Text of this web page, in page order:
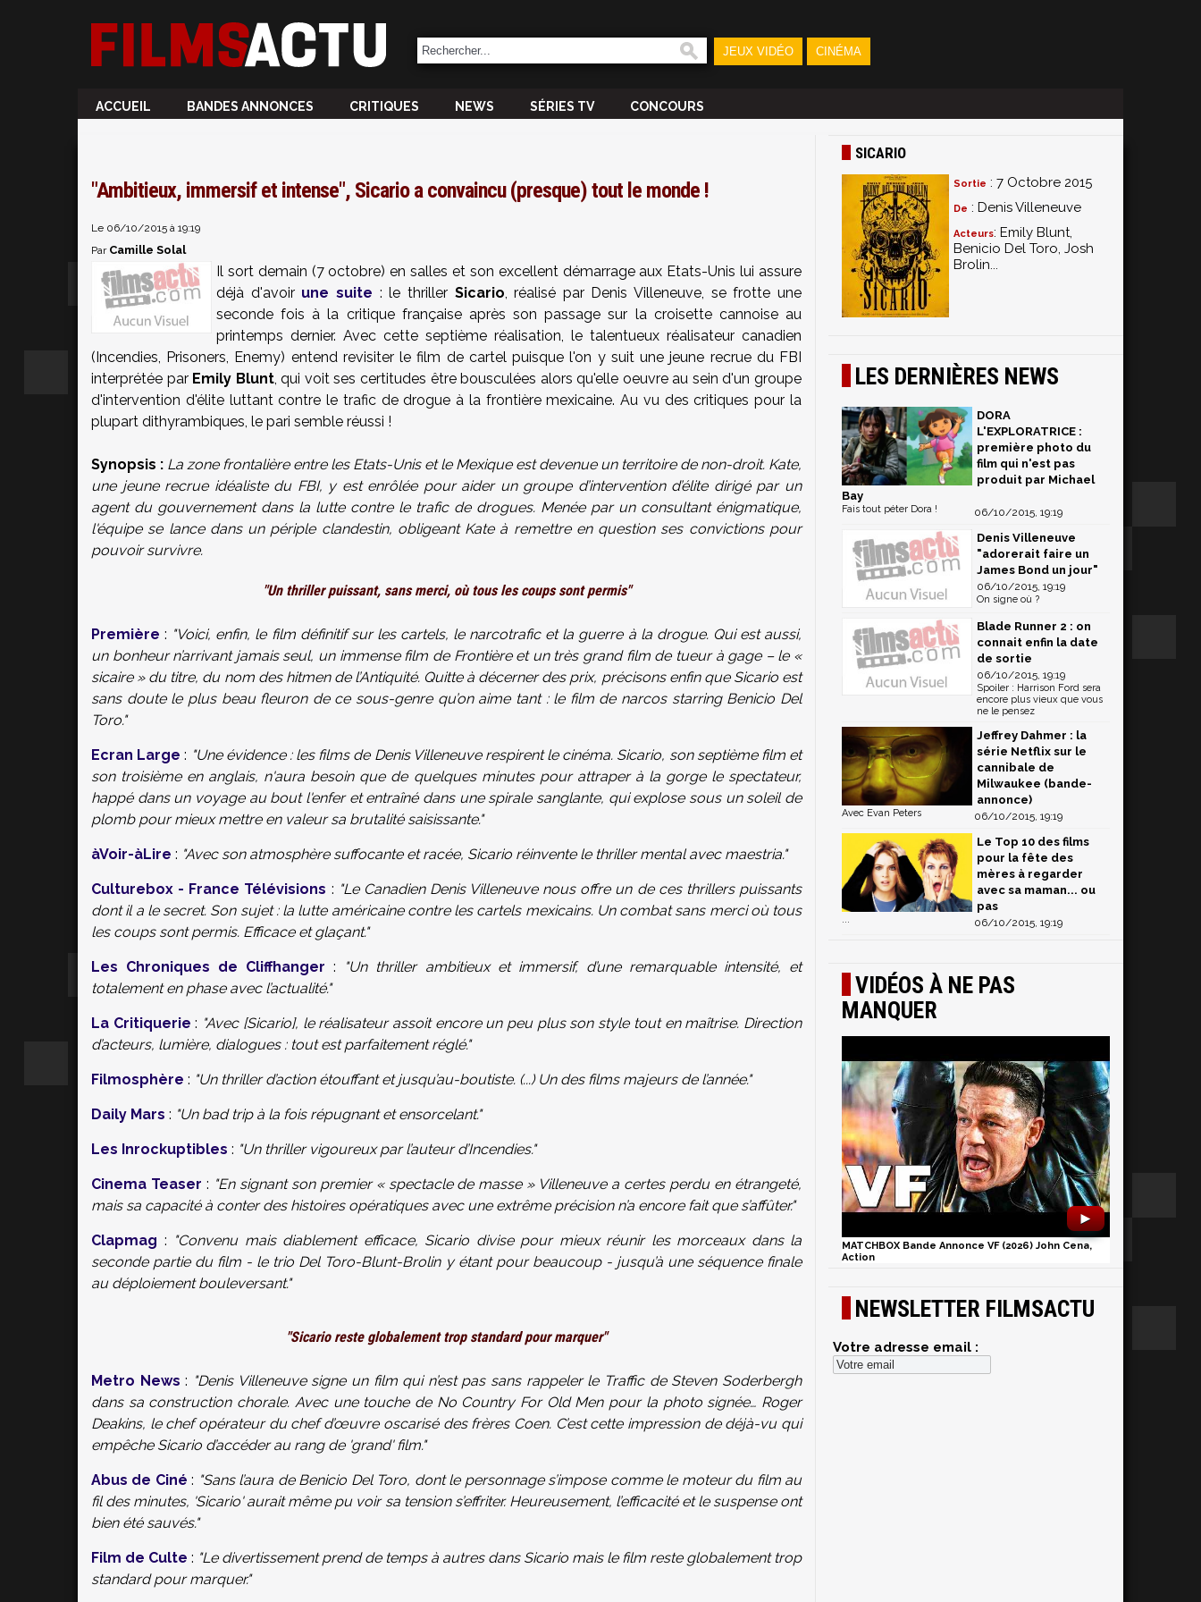
JEUX VIDÉO CINÉMA
ACCUEIL BANDES ANNONCES CRITIQUES NEWS SÉRIES TV CONCOURS
"Ambitieux, immersif et intense", Sicario a convaincu (presque) tout le monde !
Le 06/10/2015 à 19:19
Par Camille Solal
Il sort demain (7 octobre) en salles et son excellent démarrage aux Etats-Unis lui assure
déjà d'avoir une suite : le thriller Sicario, réalisé par Denis Villeneuve, se frotte une
seconde fois à la critique française après son passage sur la croisette cannoise au
printemps dernier. Avec cette septième réalisation, le talentueux réalisateur canadien
(Incendies, Prisoners, Enemy) entend revisiter le film de cartel puisque l'on y suit une jeune recrue du FBI
interprétée par Emily Blunt, qui voit ses certitudes être bousculées alors qu'elle oeuvre au sein d'un groupe
d'intervention d'élite luttant contre le trafic de drogue à la frontière mexicaine. Au vu des critiques pour la
plupart dithyrambiques, le pari semble réussi !
Synopsis : La zone frontalière entre les Etats-Unis et le Mexique est devenue un territoire de non-droit. Kate,
une jeune recrue idéaliste du FBI, y est enrôlée pour aider un groupe d’intervention d’élite dirigé par un
agent du gouvernement dans la lutte contre le trafic de drogues. Menée par un consultant énigmatique,
l'équipe se lance dans un périple clandestin, obligeant Kate à remettre en question ses convictions pour
pouvoir survivre.
"Un thriller puissant, sans merci, où tous les coups sont permis"
Première : "Voici, enfin, le film définitif sur les cartels, le narcotrafic et la guerre à la drogue. Qui est aussi,
un bonheur n’arrivant jamais seul, un immense film de Frontière et un très grand film de tueur à gage – le «
sicaire » du titre, du nom des hitmen de l’Antiquité. Quitte à décerner des prix, précisons enfin que Sicario est
sans doute le plus beau fleuron de ce sous-genre qu’on aime tant : le film de narcos starring Benicio Del
Toro."
Ecran Large : "Une évidence : les films de Denis Villeneuve respirent le cinéma. Sicario, son septième film et
son troisième en anglais, n'aura besoin que de quelques minutes pour attraper à la gorge le spectateur,
happé dans un voyage au bout l'enfer et entraîné dans une spirale sanglante, qui explose sous un soleil de
plomb pour mieux mettre en valeur sa brutalité saisissante."
àVoir-àLire : "Avec son atmosphère suffocante et racée, Sicario réinvente le thriller mental avec maestria."
Culturebox - France Télévisions : "Le Canadien Denis Villeneuve nous offre un de ces thrillers puissants
dont il a le secret. Son sujet : la lutte américaine contre les cartels mexicains. Un combat sans merci où tous
les coups sont permis. Efficace et glaçant."
Les Chroniques de Cliffhanger :
"Un thriller ambitieux et immersif, d’une remarquable intensité, et
totalement en phase avec l’actualité."
La Critiquerie : "Avec [Sicario], le réalisateur assoit encore un peu plus son style tout en maîtrise. Direction
d’acteurs, lumière, dialogues : tout est parfaitement réglé."
Filmosphère : "Un thriller d’action étouffant et jusqu’au-boutiste. (...) Un des films majeurs de l’année."
Daily Mars : "Un bad trip à la fois répugnant et ensorcelant."
Les Inrockuptibles : "Un thriller vigoureux par l’auteur d’Incendies."
Cinema Teaser : "En signant son premier « spectacle de masse » Villeneuve a certes perdu en étrangeté,
mais sa capacité à conter des histoires opératiques avec une extrême précision n’a encore fait que s’affûter."
Clapmag : "Convenu mais diablement efficace, Sicario divise pour mieux réunir les morceaux dans la
seconde partie du film - le trio Del Toro-Blunt-Brolin y étant pour beaucoup - jusqu’à une séquence finale
au déploiement bouleversant."
"Sicario reste globalement trop standard pour marquer"
Metro News : "Denis Villeneuve signe un film qui n’est pas sans rappeler le Traffic de Steven Soderbergh
dans sa construction chorale. Avec une touche de No Country For Old Men pour la photo signée… Roger
Deakins, le chef opérateur du chef d’œuvre oscarisé des frères Coen. C’est cette impression de déjà-vu qui
empêche Sicario d’accéder au rang de 'grand' film."
Abus de Ciné : "Sans l’aura de Benicio Del Toro, dont le personnage s’impose comme le moteur du film au
fil des minutes, 'Sicario' aurait même pu voir sa tension s’effriter. Heureusement, l’efficacité et le suspense ont
bien été sauvés."
Film de Culte : "Le divertissement prend de temps à autres dans Sicario mais le film reste globalement trop
standard pour marquer."
SICARIO
Sortie : 7 Octobre 2015
De : Denis Villeneuve
Acteurs: Emily Blunt,
Benicio Del Toro, Josh
Brolin...
LES DERNIÈRES NEWS
DORA
L'EXPLORATRICE :
première photo du
film qui n'est pas
produit par Michael
Bay
06/10/2015, 19:19
Fais tout péter Dora !
Denis Villeneuve
"adorerait faire un
James Bond un jour"
06/10/2015, 19:19
On signe où ?
Blade Runner 2 : on
connait enfin la date
de sortie
06/10/2015, 19:19
Spoiler : Harrison Ford sera
encore plus vieux que vous
ne le pensez
Jeffrey Dahmer : la
série Netflix sur le
cannibale de
Milwaukee (bande-
annonce)
06/10/2015, 19:19
Avec Evan Peters
Le Top 10 des films
pour la fête des
mères à regarder
avec sa maman... ou
pas
06/10/2015, 19:19
...
VIDÉOS À NE PAS
MANQUER
►
MATCHBOX Bande Annonce VF (2026) John Cena,
Action
NEWSLETTER FILMSACTU
Votre adresse email :